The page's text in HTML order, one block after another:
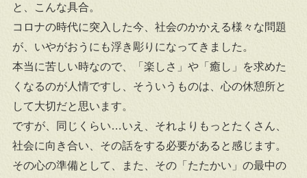
と、こんな具合。
コロナの時代に突入した今、社会のかかえる様々な問題
が、いやがおうにも浮き彫りになってきました。
本当に苦しい時なので、「楽しさ」や「癒し」を求めた
くなるのが人情ですし、そういうものは、心の休憩所と
して大切だと思います。
ですが、同じくらい…いえ、それよりもっとたくさん、
社会に向き合い、その話をする必要があると感じます。
その心の準備として、また、その「たたかい」の最中の